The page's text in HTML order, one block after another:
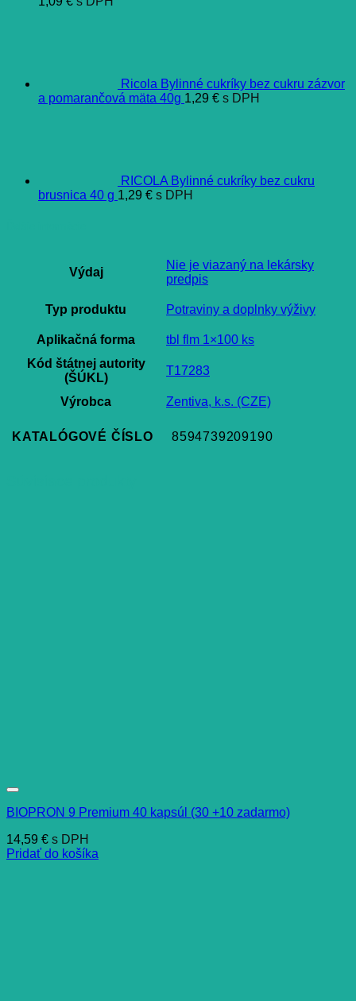
Ricola Bylinné cukríky bez cukru zázvor
a pomarančová mäta 40g 1,29 € s DPH
RICOLA Bylinné cukríky bez cukru
brusnica 40 g 1,29 € s DPH
Výdaj
Nie je viazaný na lekársky
predpis
Typ produktu Potraviny a doplnky výživy
Aplikačná forma
tbl flm 1×100 ks
Kód štátnej autority
(ŠÚKL)
T17283
Výrobca Zentiva, k.s. (CZE)
KATALÓGOVÉ ČÍSLO 8594739209190
BIOPRON 9 Premium 40 kapsúl (30 +10 zadarmo)
14,59 € s DPH
Pridať do košíka